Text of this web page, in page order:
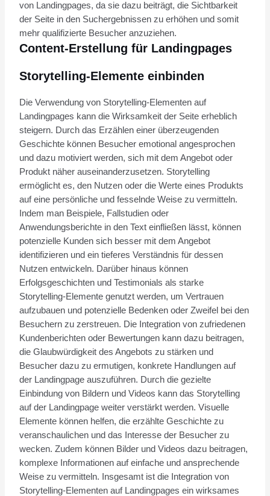
von Landingpages, da sie dazu beiträgt, die Sichtbarkeit
der Seite in den Suchergebnissen zu erhöhen und somit
mehr qualifizierte Besucher anzuziehen.
Content-Erstellung für Landingpages
Storytelling-Elemente einbinden
Die Verwendung von Storytelling-Elementen auf
Landingpages kann die Wirksamkeit der Seite erheblich
steigern. Durch das Erzählen einer überzeugenden
Geschichte können Besucher emotional angesprochen
und dazu motiviert werden, sich mit dem Angebot oder
Produkt näher auseinanderzusetzen. Storytelling
ermöglicht es, den Nutzen oder die Werte eines Produkts
auf eine persönliche und fesselnde Weise zu vermitteln.
Indem man Beispiele, Fallstudien oder
Anwendungsberichte in den Text einfließen lässt, können
potenzielle Kunden sich besser mit dem Angebot
identifizieren und ein tieferes Verständnis für dessen
Nutzen entwickeln. Darüber hinaus können
Erfolgsgeschichten und Testimonials als starke
Storytelling-Elemente genutzt werden, um Vertrauen
aufzubauen und potenzielle Bedenken oder Zweifel bei den
Besuchern zu zerstreuen. Die Integration von zufriedenen
Kundenberichten oder Bewertungen kann dazu beitragen,
die Glaubwürdigkeit des Angebots zu stärken und
Besucher dazu zu ermutigen, konkrete Handlungen auf
der Landingpage auszuführen. Durch die gezielte
Einbindung von Bildern und Videos kann das Storytelling
auf der Landingpage weiter verstärkt werden. Visuelle
Elemente können helfen, die erzählte Geschichte zu
veranschaulichen und das Interesse der Besucher zu
wecken. Zudem können Bilder und Videos dazu beitragen,
komplexe Informationen auf einfache und ansprechende
Weise zu vermitteln. Insgesamt ist die Integration von
Storytelling-Elementen auf Landingpages ein wirksames